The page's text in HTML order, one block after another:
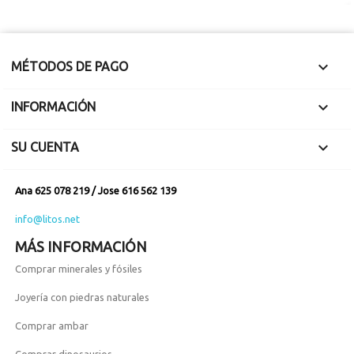
MÉTODOS DE PAGO 
INFORMACIÓN 
SU CUENTA 
Ana 625 078 219 / Jose 616 562 139
info@litos.net
MÁS INFORMACIÓN
Comprar minerales y fósiles
Joyería con piedras naturales
Comprar ambar